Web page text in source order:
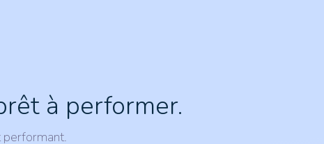
à performer.
performant.